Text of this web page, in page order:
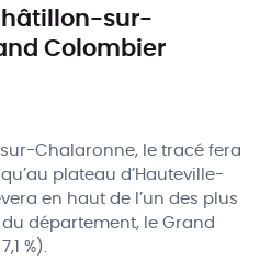
sur-
Colombier
Chalaronne, le tracé fera
plateau d’Hauteville-
en haut de l’un des plus
département, le Grand
%).